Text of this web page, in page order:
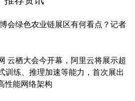
会绿色农业链展区有何看点？记者
云栖大会今开幕，阿里云将展示超
训练、推理加速等能力，首次展出
性能网络架构